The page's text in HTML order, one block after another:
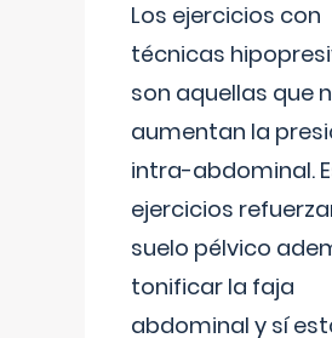
Los ejercicios con
técnicas
son aquellas que
aumentan la
intra-abdominal.
ejercicios
suelo pélvico
tonificar la faja
abdominal y sí